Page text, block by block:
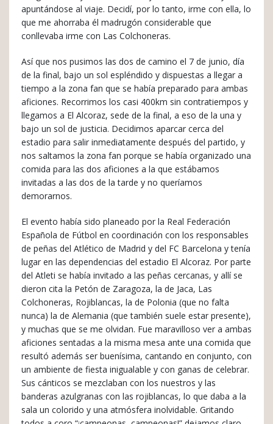
apuntándose al viaje. Decidí, por lo tanto, irme con ella, lo
que me ahorraba él madrugón considerable que
conllevaba irme con Las Colchoneras.
Así que nos pusimos las dos de camino el 7 de junio, día
de la final, bajo un sol espléndido y dispuestas a llegar a
tiempo a la zona fan que se había preparado para ambas
aficiones. Recorrimos los casi 400km sin contratiempos y
llegamos a El Alcoraz, sede de la final, a eso de la una y
bajo un sol de justicia. Decidimos aparcar cerca del
estadio para salir inmediatamente después del partido, y
nos saltamos la zona fan porque se había organizado una
comida para las dos aficiones a la que estábamos
invitadas a las dos de la tarde y no queríamos
demorarnos.
El evento había sido planeado por la Real Federación
Española de Fútbol en coordinación con los responsables
de peñas del Atlético de Madrid y del FC Barcelona y tenía
lugar en las dependencias del estadio El Alcoraz. Por parte
del Atleti se había invitado a las peñas cercanas, y allí se
dieron cita la Petón de Zaragoza, la de Jaca, Las
Colchoneras, Rojiblancas, la de Polonia (que no falta
nunca) la de Alemania (que también suele estar presente),
y muchas que se me olvidan. Fue maravilloso ver a ambas
aficiones sentadas a la misma mesa ante una comida que
resultó además ser buenísima, cantando en conjunto, con
un ambiente de fiesta inigualable y con ganas de celebrar.
Sus cánticos se mezclaban con los nuestros y las
banderas azulgranas con las rojiblancas, lo que daba a la
sala un colorido y una atmósfera inolvidable. Gritando